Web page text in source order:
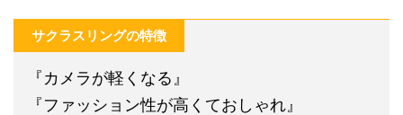
サクラスリングの特徴
『カメラが軽くなる』
『ファッション性が高くておしゃれ』